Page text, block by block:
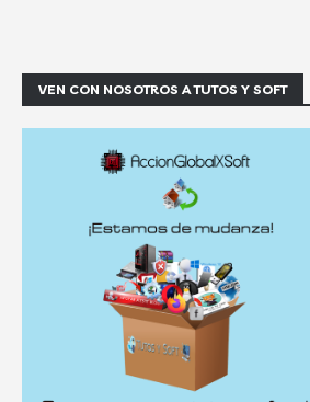
VEN CON NOSOTROS A TUTOS Y SOFT